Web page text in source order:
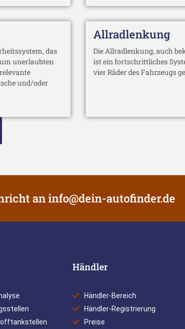
das
unerlaubten
und/oder
Allradlenkung
Die Allradlenkung, auch
ist ein fortschrittliches
vier Räder des Fahrzeugs
aninfo@dein-autofinder.de
Händler
Händler-Bereich
Händler-Registrierung
Preise